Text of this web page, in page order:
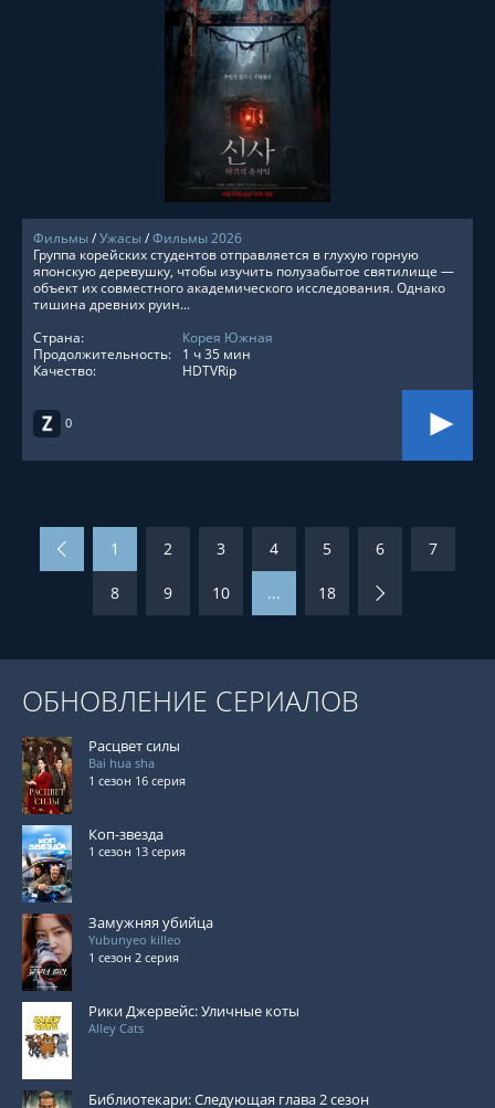
СМОТРЕТЬ ОНЛАЙН
Фильмы/Ужасы/Фильмы 2026
0
Группа корейских студентов отправляется в глухую горную
японскую деревушку, чтобы изучить полузабытое святилище —
объект их совместного академического исследования. Однако
тишина древних руин...
Страна:
Корея Южная
Продолжительность:
1 ч 35 мин
Качество:
HDTVRip
1 2 3 4 5 6 7
8 9 10 ... 18
ОБНОВЛЕНИЕ СЕРИАЛОВ
Расцвет силы
Bai hua sha
1 сезон 16 серия
Коп-звезда
1 сезон 13 серия
Замужняя убийца
Yubunyeo killeo
1 сезон 2 серия
Рики Джервейс: Уличные коты
Alley Cats
Библиотекари: Следующая глава 2 сезон